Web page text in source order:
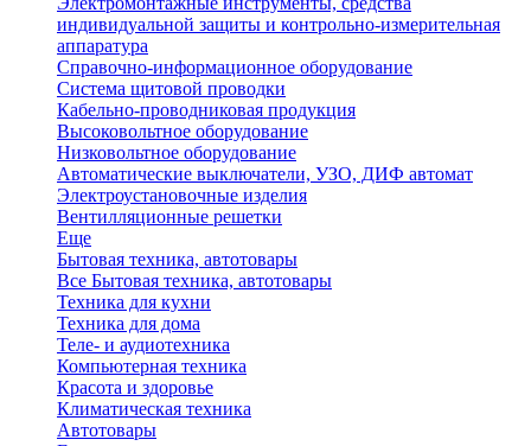
индивидуальной защиты и контрольно-измерительная
аппаратура
Справочно-информационное оборудование
Система щитовой проводки
Кабельно-проводниковая продукция
Высоковольтное оборудование
Низковольтное оборудование
Автоматические выключатели, УЗО, ДИФ автомат
Электроустановочные изделия
Вентилляционные решетки
Еще
Бытовая техника, автотовары
Все Бытовая техника, автотовары
Техника для кухни
Техника для дома
Теле- и аудиотехника
Компьютерная техника
Красота и здоровье
Климатическая техника
Автотовары